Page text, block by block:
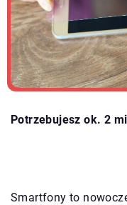
Potrzebujesz ok. 2
Smartfony to